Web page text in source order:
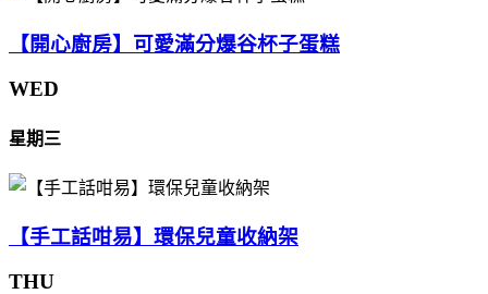
【開心廚房】可愛滿分爆谷杯子蛋糕
WED
星期三
【手工話咁易】環保兒童收納架
THU